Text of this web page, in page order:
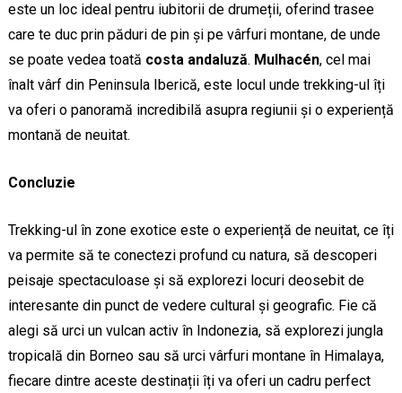
este un loc ideal pentru iubitorii de drumeții, oferind trasee
care te duc prin păduri de pin și pe vârfuri montane, de unde
se poate vedea toată costa andaluză. Mulhacén, cel mai
înalt vârf din Peninsula Iberică, este locul unde trekking-ul îți
va oferi o panoramă incredibilă asupra regiunii și o experiență
montană de neuitat.
Concluzie
Trekking-ul în zone exotice este o experiență de neuitat, ce îți
va permite să te conectezi profund cu natura, să descoperi
peisaje spectaculoase și să explorezi locuri deosebit de
interesante din punct de vedere cultural și geografic. Fie că
alegi să urci un vulcan activ în Indonezia, să explorezi jungla
tropicală din Borneo sau să urci vârfuri montane în Himalaya,
fiecare dintre aceste destinații îți va oferi un cadru perfect